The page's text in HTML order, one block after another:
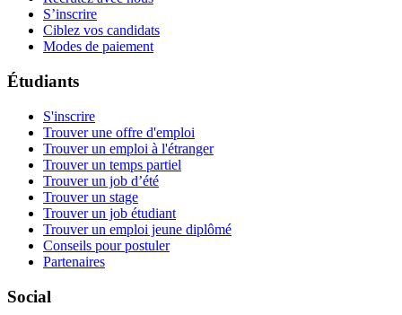
S’inscrire
Ciblez vos candidats
Modes de paiement
Étudiants
S'inscrire
Trouver une offre d'emploi
Trouver un emploi à l'étranger
Trouver un temps partiel
Trouver un job d’été
Trouver un stage
Trouver un job étudiant
Trouver un emploi jeune diplômé
Conseils pour postuler
Partenaires
Social